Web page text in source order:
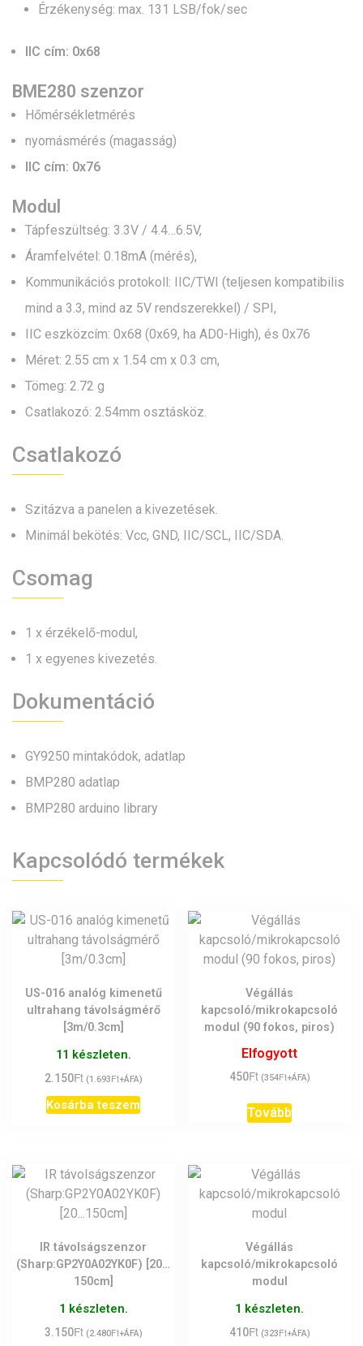
Érzékenység: max. 131 LSB/fok/sec
IIC cím: 0x68
BME280 szenzor
Hőmérsékletmérés
nyomásmérés (magasság)
IIC cím: 0x76
Modul
Tápfeszültség: 3.3V / 4.4…6.5V,
Áramfelvétel: 0.18mA (mérés),
Kommunikációs protokoll: IIC/TWI (teljesen kompatibilis
mind a 3.3, mind az 5V rendszerekkel) / SPI,
IIC eszközcím: 0x68 (0x69, ha AD0-High), és 0x76
Méret: 2.55 cm x 1.54 cm x 0.3 cm,
Tömeg: 2.72 g
Csatlakozó: 2.54mm osztásköz.
Csatlakozó
Szitázva a panelen a kivezetések.
Minimál bekötés: Vcc, GND, IIC/SCL, IIC/SDA.
Csomag
1 x érzékelő-modul,
1 x egyenes kivezetés.
Dokumentáció
GY9250 mintakódok, adatlap
BMP280 adatlap
BMP280 arduino library
Kapcsolódó termékek
US-016 analóg kimenetű
ultrahang távolságmérő
[3m/0.3cm]
11 készleten.
2.150Ft (1.693Ft+ÁFA)
Kosárba teszem
Végállás
kapcsoló/mikrokapcsoló
modul (90 fokos, piros)
Elfogyott
450Ft (354Ft+ÁFA)
Tovább
IR távolságszenzor
(Sharp:GP2Y0A02YK0F) [20…
150cm]
1 készleten.
3.150Ft (2.480Ft+ÁFA)
Végállás
kapcsoló/mikrokapcsoló
modul
1 készleten.
410Ft (323Ft+ÁFA)